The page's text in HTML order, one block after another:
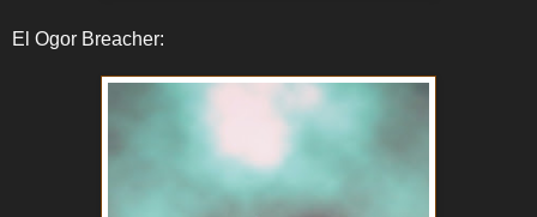
El Ogor Breacher: